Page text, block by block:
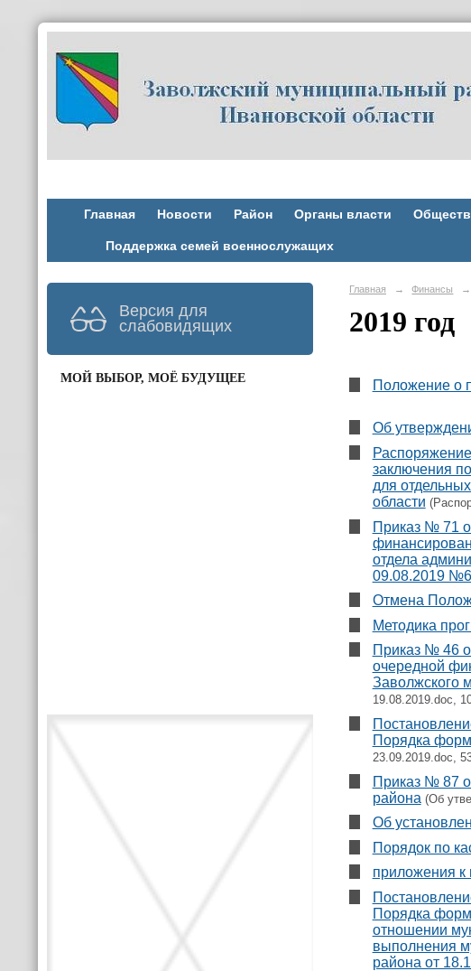
Главная Новости Район Органы власти
Поддержка семей военнослужащих
Версия для
слабовидящих
МОЙ ВЫБОР, МОЁ БУДУЩЕЕ
Главная → Финансы →
2019 год
Положение о
Об
заключения
для
области
Приказ № 71
отдела
09.08.2019
Отмена
Методика
Приказ № 46
очередной
Заволжского
19.08.2019.doc,
Порядка
23.09.2019.doc,
Приказ № 87
района (Об
Об
Порядок по
приложения к
Порядка
отношении
выполнения
района от